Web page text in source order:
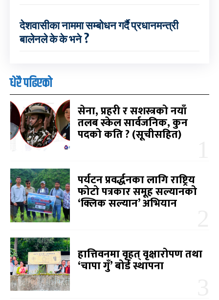
देशवासीका नाममा सम्बोधन गर्दै प्रधानमन्त्री
बालेनले के के भने ?
धेरै पढिएको
सेना, प्रहरी र सशस्त्रको नयाँ
तलब स्केल सार्वजनिक, कुन
पदको कति ? (सूचीसहित)
पर्यटन प्रवर्द्धनका लागि राष्ट्रिय
फोटो पत्रकार समूह सल्यानको
‘क्लिक सल्यान’ अभियान
हात्तिवनमा वृहत् वृक्षारोपण तथा
‘चापा गुँ’ बोर्ड स्थापना